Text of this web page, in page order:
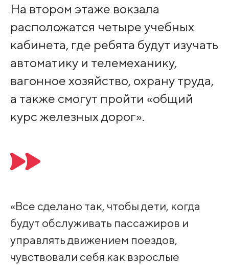
На втором этаже вокзала
расположатся четыре учебных
кабинета, где ребята будут изучать
автоматику и телемеханику,
вагонное хозяйство, охрану труда,
а также смогут пройти «общий
курс железных дорог».
«Все сделано так, чтобы дети, когда
будут обслуживать пассажиров и
управлять движением поездов,
чувствовали себя как взрослые